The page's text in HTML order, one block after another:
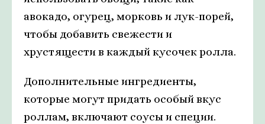
авокадо, огурец, морковь и лук-порей,
чтобы добавить свежести и
хрустящести в каждый кусочек ролла.
Дополнительные ингредиенты,
которые могут придать особый вкус
роллам, включают соусы и специи.